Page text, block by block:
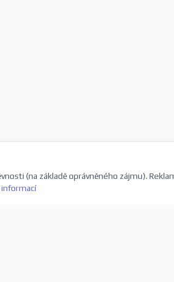
(na základě oprávněného zájmu).
informací